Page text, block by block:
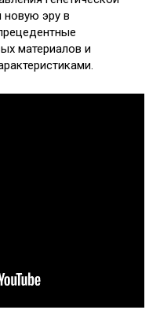
новую эру в
материалов и